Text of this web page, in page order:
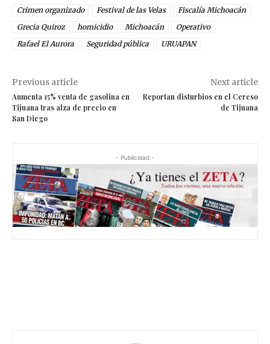
Crimen organizado
Festival de las Velas
Fiscalía Michoacán
Grecia Quiroz
homicidio Michoacán
Operativo
Rafael El Aurora
Seguridad pública URUAPAN
Previous article
Aumenta 15% venta de gasolina en
Tijuana tras alza de precio en
San Diego
Next article
Reportan disturbios en el Cereso
de Tijuana
- Publicidad -